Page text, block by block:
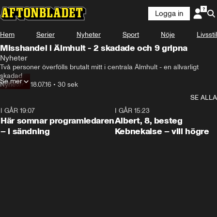
Logga in
Hem Serier Nyheter Sport Nöje Livsstil
Misshandel i Älmhult - 2 skadade och 9 gripna
Nyheter
Två personer överfölls brutalt mitt i centrala Älmhult - en allvarligt
skadad
Nyheter• 18.07.16 • 30 sek
Se mer
SE ALLA
I GÅR 19:07
Här somnar programledaren
– i sändning
I GÅR 15:23
Albert, 8, besteg
Kebnekaise – vill högre